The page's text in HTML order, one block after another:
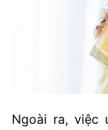
Ngoài ra, việc